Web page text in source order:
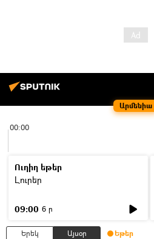
Արմենիա
00:00
Ուղիղ եթեր
Լուրեր
09:00 6 ր
Երեկ Այսօր Եթեր